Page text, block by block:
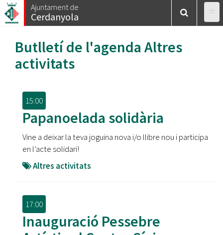
Vés
al
Ajuntament de
Cerdanyola
Butlletí de l'agenda Altres
activitats
15:00
Papanoelada solidària
Vine a deixar la teva joguina nova i/o llibre nou i participa
en l’acte solidari!
Altres activitats
17:00
Inauguració Pessebre